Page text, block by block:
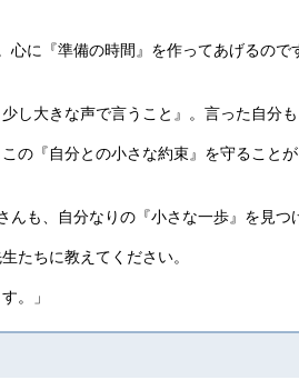
に『準備の時間』を作ってあげるので
大きな声で言うこと』。言った自分
の『自分との小さな約束』を守ること
も、自分なりの『小さな一歩』を見つ
たちに教えてください。
。」